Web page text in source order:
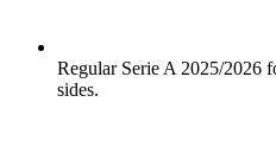
Regular Serie A 2025/2026
sides.